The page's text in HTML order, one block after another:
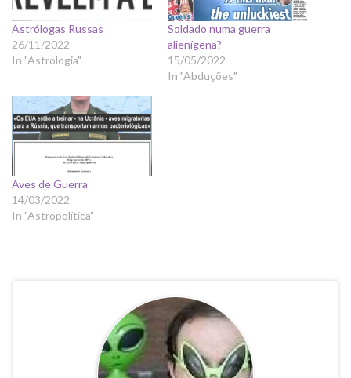
Astrólogas Russas
26/11/2022
In "Astrologia"
Soldado numa guerra
alienígena?
15/05/2022
In "Abduções"
Aves de Guerra
14/03/2022
In "Astropolítica"